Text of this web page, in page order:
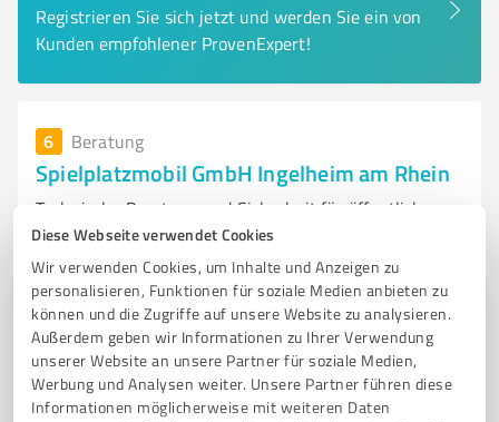
Diese Webseite verwendet Cookies
Wir verwenden Cookies, um Inhalte und Anzeigen zu
personalisieren, Funktionen für soziale Medien anbieten zu
können und die Zugriffe auf unsere Website zu analysieren.
Außerdem geben wir Informationen zu Ihrer Verwendung
unserer Website an unsere Partner für soziale Medien,
Werbung und Analysen weiter. Unsere Partner führen diese
Informationen möglicherweise mit weiteren Daten
Registrieren Sie sich jetzt und werden Sie ein von
Kunden empfohlener ProvenExpert!
6 Beratung
Spielplatzmobil GmbH Ingelheim am Rhein
Technische Beratung und Sicherheit für öffentliche
Spielplätze in Deutschland
SPIELPLATZKONTROLLE TECHNISCHE SICHERHEIT SPIELPLATZSEMINARE
TÜV-ZERTIFIZIERT FLL-ZERTIFIZIERT SPIELPLATZGUTACHTEN
BAUABNAHMEN ÖFFENTLICHE SPIELPLÄTZE
SICHERHEIT VON SPIELPLATZGERÄTEN SCHULUNGEN
PRAXISORIENTIERTE WEITERBILDUNG DIN EN 1176